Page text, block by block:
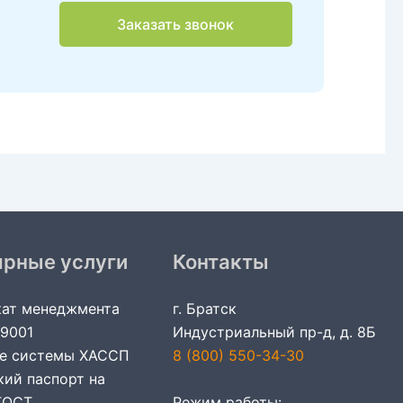
Заказать звонок
услуги
менеджмента
системы ХАССП
паспорт на
Контакты
г. Братск
Индустриальный пр-д, д. 8Б
8 (800) 550-34-30